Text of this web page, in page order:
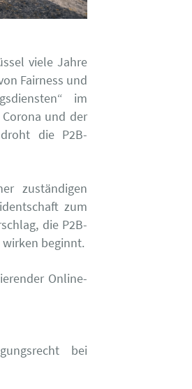
viele Jahre
Fairness und
im
und der
die P2B-
zuständigen
zum
die P2B-
beginnt.
Online-
bei